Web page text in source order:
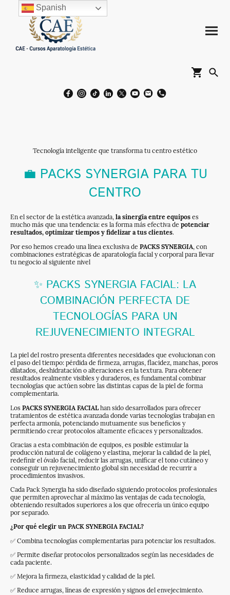
Tecnología inteligente que transforma tu centro estético
💼 PACKS SYNERGIA PARA TU
CENTRO
En el sector de la estética avanzada, la sinergia entre equipos es
mucho más que una tendencia: es la forma más efectiva de potenciar
resultados, optimizar tiempos y fidelizar a tus clientes.
Por eso hemos creado una línea exclusiva de PACKS SYNERGIA, con
combinaciones estratégicas de aparatología facial y corporal para llevar
tu negocio al siguiente nivel
✨ PACKS SYNERGIA FACIAL: LA
COMBINACIÓN PERFECTA DE
TECNOLOGÍAS PARA UN
REJUVENECIMIENTO INTEGRAL
La piel del rostro presenta diferentes necesidades que evolucionan con
el paso del tiempo: pérdida de firmeza, arrugas, flacidez, manchas, poros
dilatados, deshidratación o alteraciones en la textura. Para obtener
resultados realmente visibles y duraderos, es fundamental combinar
tecnologías que actúen sobre las distintas capas de la piel de forma
complementaria.
Los PACKS SYNERGIA FACIALhan sido desarrollados para ofrecer
tratamientos de estética avanzada donde varias tecnologías trabajan en
perfecta armonía, potenciando mutuamente sus beneficios y
permitiendo crear protocolos altamente eficaces y personalizados.
Gracias a esta combinación de equipos, es posible estimular la
producción natural de colágeno y elastina, mejorar la calidad de la piel,
redefinir el óvalo facial, reducir las arrugas, unificar el tono cutáneo y
conseguir un rejuvenecimiento global sin necesidad de recurrir a
procedimientos invasivos.
Cada Pack Synergia ha sido diseñado siguiendo protocolos profesionales
que permiten aprovechar al máximo las ventajas de cada tecnología,
obteniendo resultados superiores a los que ofrecería un único equipo
por separado.
¿Por qué elegir un PACK SYNERGIA FACIAL?
✅ Combina tecnologías complementarias para potenciar los resultados.
✅ Permite diseñar protocolos personalizados según las necesidades de
cada paciente.
✅ Mejora la firmeza, elasticidad y calidad de la piel.
✅ Reduce arrugas, líneas de expresión y signos del envejecimiento.
Spanish